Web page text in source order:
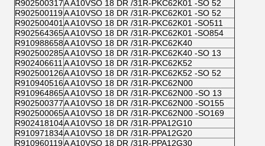
R902500317A A10VSO 18 DR /31R-PKC62K01 -SO 52
R902500119A A10VSO 18 DR /31R-PKC62K01 -SO 52
R902500401 A A10VSO 18 DR /31R-PKC62K01 -SO511
R902564365A A10VSO 18 DR /31R-PKC62K01 -SO854
R910988658A A10VSO 18 DR /31R-PKC62K40
R902500285A A10VSO 18 DR /31R-PKC62K40 -SO 13
R902406611 A A10VSO 18 DR /31R-PKC62K52
R902500126A A10VSO 18 DR /31R-PKC62K52 -SO 52
R910940516A A10VSO 18 DR /31R-PKC62N00
R910964865A A10VSO 18 DR /31R-PKC62N00 -SO 13
R902500377A A10VSO 18 DR /31R-PKC62N00 -SO155
R902500065A A10VSO 18 DR /31R-PKC62N00 -SO169
R902418104A A10VSO 18 DR /31R-PPA12G10
R910971834A A10VSO 18 DR /31R-PPA12G20
R910960119A A10VSO 18 DR /31R-PPA12G30